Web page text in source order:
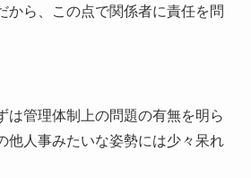
から、この点で関係者に責任を問
は管理体制上の問題の有無を明ら
他人事みたいな姿勢には少々呆れ